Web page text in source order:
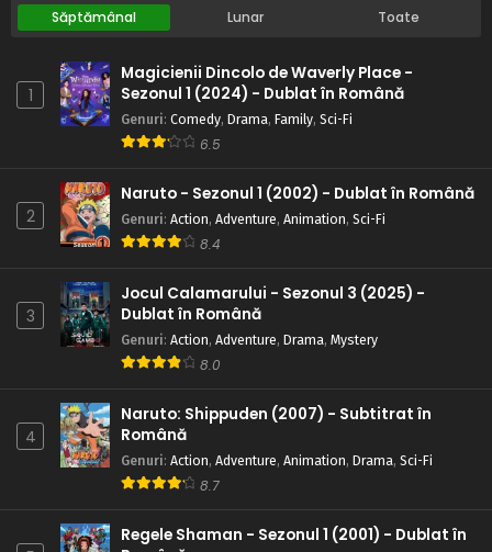
Naruto – Sezonul 1 Episodul 82 – Sharingan vs.
Eps 82 - Sharingan vs. Sharingan - 5 August, 2025
Naruto – Sezonul 1 Episodul 81 – Ceața dimineții
Eps 81 - Ceața dimineții - 5 August, 2025
Naruto – Sezonul 1 Episodul 80 – Al treilea
Hokage pentru totdeauna
Naruto – Sezonul 1 Episodul 79 – Dincolo de
limita intunericului si a luminii
Naruto – Sezonul 1 Episodul 78 – Ghidul ninja a
lui Naruto
Naruto – Sezonul 1 Episodul 77 – Lumina contra
Săptămânal Lunar Toate
1
Magicienii Dincolo de Waverly Place -
Sezonul 1 (2024) - Dublat în Română
Genuri: Comedy, Drama, Family, Sci-Fi
6.5
2
Naruto - Sezonul 1 (2002) - Dublat în Română
Genuri: Action, Adventure, Animation, Sci-Fi
8.4
3
Jocul Calamarului - Sezonul 3 (2025) -
Dublat în Română
Genuri: Action, Adventure, Drama, Mystery
8.0
4
Naruto: Shippuden (2007) - Subtitrat în
Română
Genuri: Action, Adventure, Animation, Drama, Sci-Fi
8.7
Regele Shaman - Sezonul 1 (2001) - Dublat în